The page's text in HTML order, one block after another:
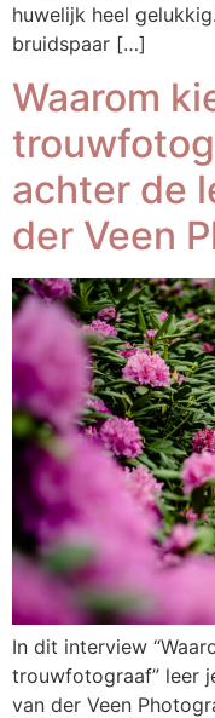
huwelijk heel
bruidspaar […]
Waarom
achter de
der Veen
In dit interview
trouwfotograaf” leer
van der Veen